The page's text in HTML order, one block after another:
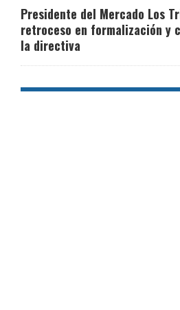
Presidente del Mercado Los
retroceso en formalización y
la directiva